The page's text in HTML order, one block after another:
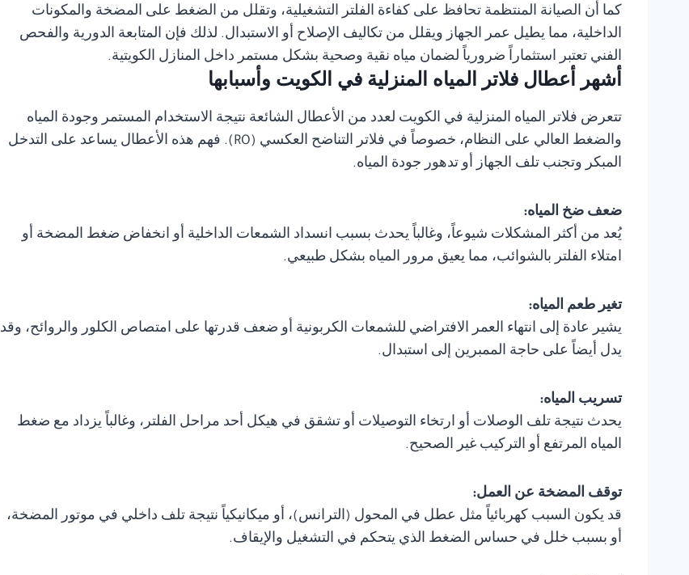
كما أن الصيانة المنتظمة تحافظ على كفاءة الفلتر التشغيلية، وتقلل من الضغط على المضخة والمكونات
الداخلية، مما يطيل عمر الجهاز ويقلل من تكاليف الإصلاح أو الاستبدال. لذلك فإن المتابعة الدورية والفحص
الفني تعتبر استثماراً ضرورياً لضمان مياه نقية وصحية بشكل مستمر داخل المنازل الكويتية.
أشهر أعطال فلاتر المياه المنزلية في الكويت وأسبابها
تتعرض فلاتر المياه المنزلية في الكويت لعدد من الأعطال الشائعة نتيجة الاستخدام المستمر وجودة المياه
والضغط العالي على النظام، خصوصاً في فلاتر التناضح العكسي (RO). فهم هذه الأعطال يساعد على التدخل
المبكر وتجنب تلف الجهاز أو تدهور جودة المياه.
ضعف ضخ المياه:
يُعد من أكثر المشكلات شيوعاً، وغالباً يحدث بسبب انسداد الشمعات الداخلية أو انخفاض ضغط المضخة أو
امتلاء الفلتر بالشوائب، مما يعيق مرور المياه بشكل طبيعي.
تغير طعم المياه:
يشير عادة إلى انتهاء العمر الافتراضي للشمعات الكربونية أو ضعف قدرتها على امتصاص الكلور والروائح، وقد
يدل أيضاً على حاجة الممبرين إلى استبدال.
تسريب المياه:
يحدث نتيجة تلف الوصلات أو ارتخاء التوصيلات أو تشقق في هيكل أحد مراحل الفلتر، وغالباً يزداد مع ضغط
المياه المرتفع أو التركيب غير الصحيح.
توقف المضخة عن العمل:
قد يكون السبب كهربائياً مثل عطل في المحول (الترانس)، أو ميكانيكياً نتيجة تلف داخلي في موتور المضخة،
أو بسبب خلل في حساس الضغط الذي يتحكم في التشغيل والإيقاف.